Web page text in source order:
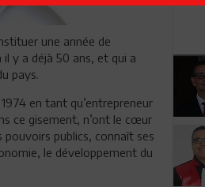
une année de
y a déjà 50 ans, et qui a
pays.
en tant qu’entrepreneur
ce gisement, n’ont le cœur
publics, connaît ses
le développement du